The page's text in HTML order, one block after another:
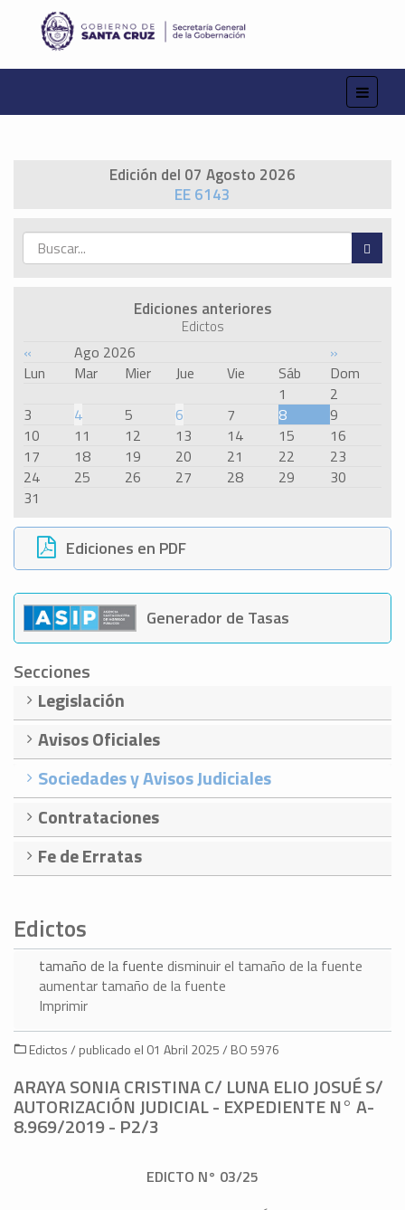
Edición del 07 Agosto 2026
EE 6143
Ediciones anteriores
Edictos
« Ago 2026
»
Lun
Mar Mier Jue Vie Sáb
Dom
1
2
3
4 5 6 7 8
9
10
11 12 13 14 15
16
17
18 19 20 21 22
23
24
25 26 27 28 29
30
31
Ediciones en PDF
Generador de Tasas
Secciones
Legislación
Avisos Oficiales
Sociedades y Avisos Judiciales
Contrataciones
Fe de Erratas
Edictos
tamaño de la fuente disminuir el tamaño de la fuente
aumentar tamaño de la fuente
Imprimir
Edictos / publicado el 01 Abril 2025 / BO 5976
ARAYA SONIA CRISTINA C/ LUNA ELIO JOSUÉ S/
AUTORIZACIÓN JUDICIAL - EXPEDIENTE N° A-
8.969/2019 - P2/3
EDICTO N° 03/25